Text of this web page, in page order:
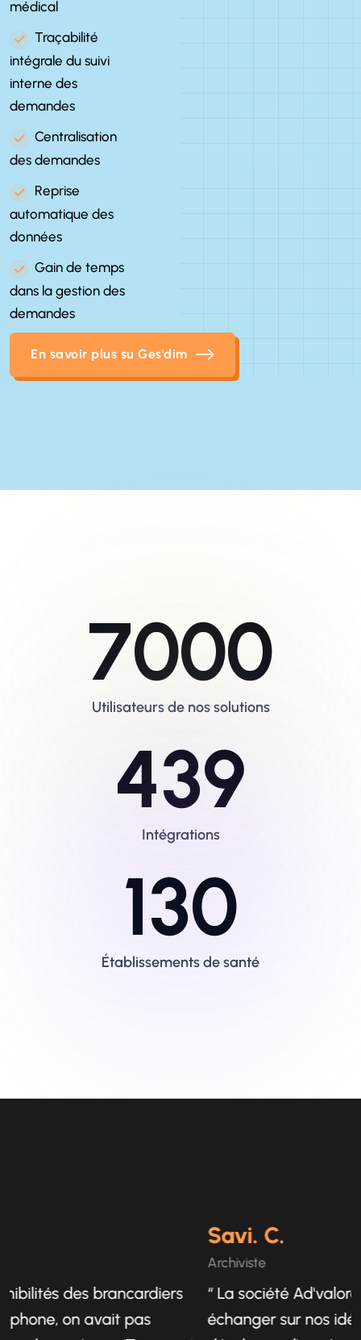
médical
Traçabilité
intégrale du suivi
interne des
demandes
Centralisation
des demandes
Reprise
automatique des
données
Gain de temps
dans la gestion des
demandes
En savoir plus su Ges'dim
7000
Utilisateurs de nos solutions
439
Intégrations
130
Établissements de santé
des brancardiers
on avait pas
Savi. C.
Archiviste
“ La société Ad'valorem
échanger sur nos idées.